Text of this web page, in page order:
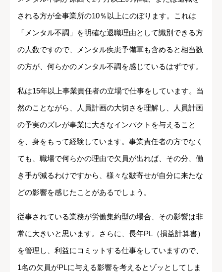
される方が全事業所の10％以上にのぼります。これは
「メンタル不調」を明確な退職理由として識別できる方
の人数ですので、メンタル疾患予備軍も含めると相当数
の方が、何らかのメンタル不調を感じているはずです。
私は15年以上事業責任者の立場で仕事をしています。当
然のことながら、人員計画の大切さを理解し、人員計画
の予実のズレが事業に大きなインパクトを与えること
を、身をもって経験しています。事業責任者の方でなく
ても、職場で何らかの理由で欠員が出れば、その分、働
き手が減るわけですから、様々な皺寄せが自分に来たな
どの影響を感じたことがあるでしょう。
従事されている業務が労働集約型の場合、その影響は非
常に大きいと思います。さらに、長年PL（損益計算書）
を管理し、利益にコミットする仕事をしていますので、
1名の欠員がPLに与える影響を考えるとゾッとしてしま